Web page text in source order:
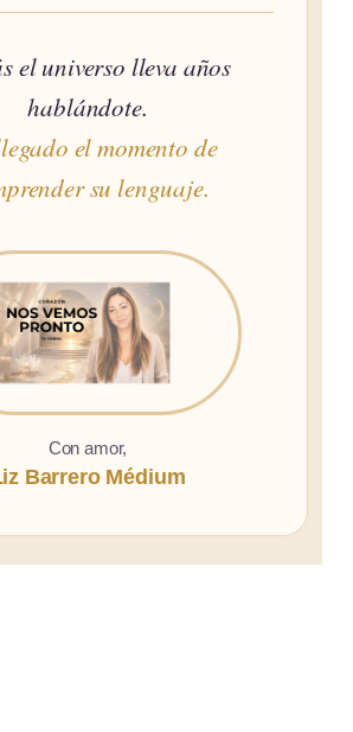
el universo lleva años
hablándote.
el momento de
su lenguaje.
Con amor,
Barrero Médium